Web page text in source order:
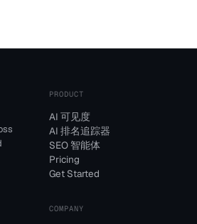
PRODUCT
AI 可见度
AI 排名追踪器
SEO 智能体
Pricing
Get Started
COMPANY